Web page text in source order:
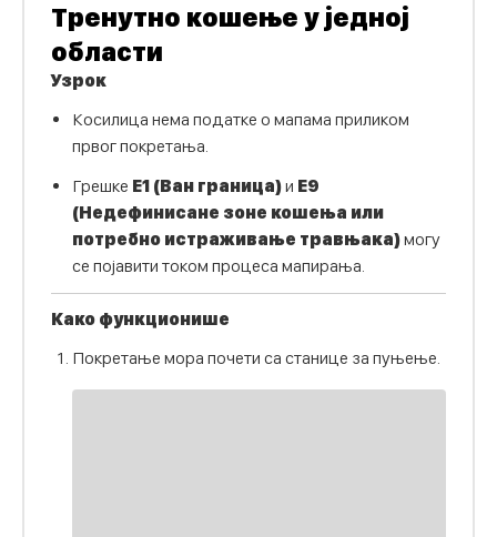
Тренутно кошење у једној
области
Узрок
Косилица нема податке о мапама приликом
првог покретања.
Грешке E1 (Ван граница)и E9
(Недефинисане зоне кошења или
потребно истраживање травњака)могу
се појавити током процеса мапирања.
Како функционише
Покретање мора почети са станице за пуњење.